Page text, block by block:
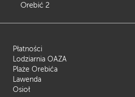
Orebić 2
Płatności
Lodziarnia OAZA
Plaże Orebića
Lawenda
Osioł